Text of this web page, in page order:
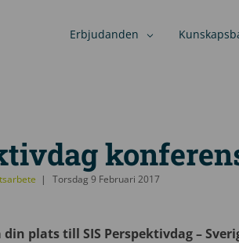
Erbjudanden
Torsdag 9 Februari 2017
plats till SIS Perspektivdag –